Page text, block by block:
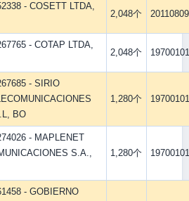
- COSETT LTDA,
2,048个 20110809
- COTAP LTDA,
2,048个 19700101
- SIRIO
BO
1,280个 19700101
- MAPLENET
S.A.,
1,280个 19700101
- GOBIERNO